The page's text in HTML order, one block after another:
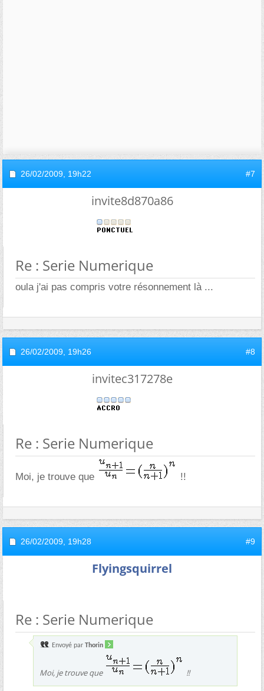
26/02/2009, 19h22 #7
invite8d870a86
Re : Serie Numerique
oula j'ai pas compris votre résonnement là ...
26/02/2009, 19h26 #8
invitec317278e
Re : Serie Numerique
Moi, je trouve que !!
26/02/2009, 19h28 #9
Flyingsquirrel
Re : Serie Numerique
Envoyé par Thorin
Moi, je trouve que !!